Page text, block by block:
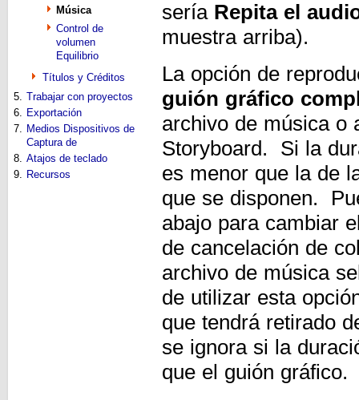
Música
Control de
volumen
Equilibrio
Títulos y Créditos
5. Trabajar con proyectos
6. Exportación
7. Medios Dispositivos de
Captura de
8. Atajos de teclado
9. Recursos
sería Repita el
muestra arriba).
La opción de
guión gráfico
archivo de música o
Storyboard. Si la
es menor que la de
que se disponen.
abajo para cambiar
de cancelación de
archivo de música
de utilizar esta
que tendrá retirado
se ignora si la
que el guión gráfico.